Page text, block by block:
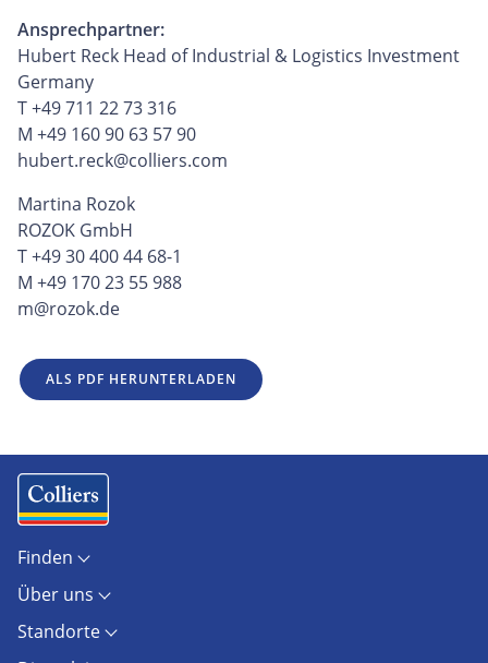
Ansprechpartner:
Hubert Reck Head of Industrial & Logistics Investment
Germany
T +49 711 22 73 316
M +49 160 90 63 57 90
hubert.reck@colliers.com
Martina Rozok
ROZOK GmbH
T +49 30 400 44 68-1
M +49 170 23 55 988
m@rozok.de
ALS PDF HERUNTERLADEN
Finden
Standorte
Immobilienlexikon
AGB
Über uns
Unternehmen
Standorte